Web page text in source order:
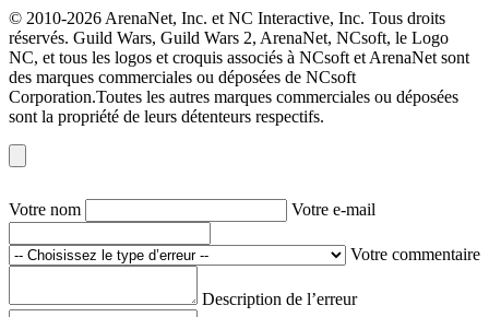
© 2010-2026 ArenaNet, Inc. et NC Interactive, Inc. Tous droits
réservés. Guild Wars, Guild Wars 2, ArenaNet, NCsoft, le Logo
NC, et tous les logos et croquis associés à NCsoft et ArenaNet sont
des marques commerciales ou déposées de NCsoft
Corporation.Toutes les autres marques commerciales ou déposées
sont la propriété de leurs détenteurs respectifs.
Votre nom Votre e-mail
Votre commentaire
Description de l’erreur